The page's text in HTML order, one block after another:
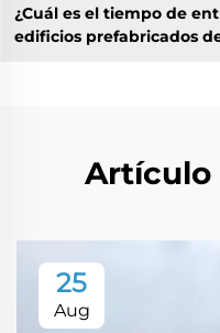
¿Cuál es el tiempo de
edificios prefabricados
Artículo
25
Aug